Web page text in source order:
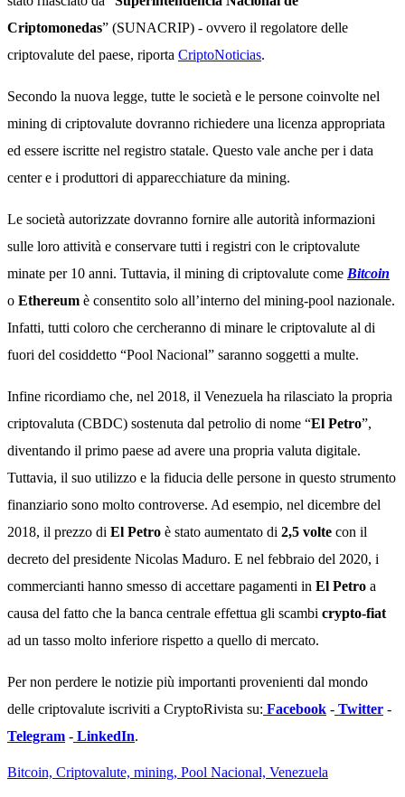
Criptomonedas” (SUNACRIP) - ovvero il regolatore delle
criptovalute del paese, riporta CriptoNoticias.
Secondo la nuova legge, tutte le società e le persone coinvolte nel
mining di criptovalute dovranno richiedere una licenza appropriata
ed essere iscritte nel registro statale. Questo vale anche per i data
center e i produttori di apparecchiature da mining.
Le società autorizzate dovranno fornire alle autorità informazioni
sulle loro attività e conservare tutti i registri con le criptovalute
minate per 10 anni. Tuttavia, il mining di criptovalute come Bitcoin
o Ethereum è consentito solo all’interno del mining-pool nazionale.
Infatti, tutti coloro che cercheranno di minare le criptovalute al di
fuori del cosiddetto “Pool Nacional” saranno soggetti a multe.
Infine ricordiamo che, nel 2018, il Venezuela ha rilasciato la propria
criptovaluta (CBDC) sostenuta dal petrolio di nome “El Petro”,
diventando il primo paese ad avere una propria valuta digitale.
Tuttavia, il suo utilizzo e la fiducia delle persone in questo strumento
finanziario sono molto controverse. Ad esempio, nel dicembre del
2018, il prezzo di El Petro è stato aumentato di 2,5 volte con il
decreto del presidente Nicolas Maduro. E nel febbraio del 2020, i
commercianti hanno smesso di accettare pagamenti in El Petro a
causa del fatto che la banca centrale effettua gli scambi crypto-fiat
ad un tasso molto inferiore rispetto a quello di mercato.
Per non perdere le notizie più importanti provenienti dal mondo
delle criptovalute iscriviti a CryptoRivista su: Facebook - Twitter -
Telegram - LinkedIn.
Bitcoin, Criptovalute, mining, Pool Nacional, Venezuela